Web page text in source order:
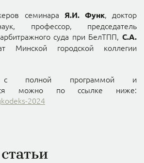
семинара Я.И. Функ, доктор
профессор, председатель
суда при БелТПП, С.А.
Минской городской коллегии
с полной программой и
можно по ссылке ниже:
2024